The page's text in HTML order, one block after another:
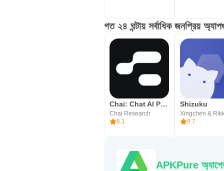
গত ২৪ ঘন্টায় সর্বাধিক জনপ্রিয়
Chai: Chat AI Platform
Chai Research
8.1
Shizuku
Xingchen &
9.7
APKPure অ্যাপের